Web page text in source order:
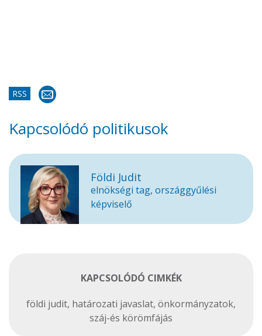
RSS
Kapcsolódó politikusok
Földi Judit
elnökségi tag, országgyűlési
képviselő
KAPCSOLÓDÓ CIMKÉK
földi judit, határozati javaslat, önkormányzatok,
száj-és körömfájás